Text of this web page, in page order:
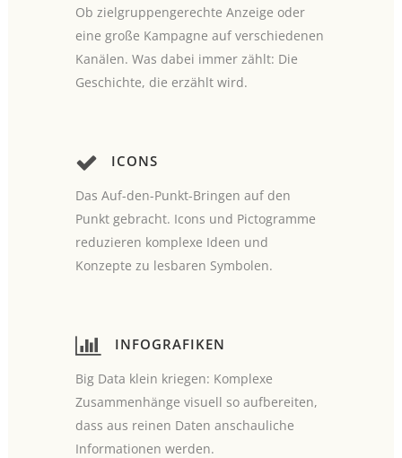
Ob zielgruppengerechte Anzeige oder
eine große Kampagne auf verschiedenen
Kanälen. Was dabei immer zählt: Die
Geschichte, die erzählt wird.
ICONS
Das Auf-den-Punkt-Bringen auf den
Punkt gebracht. Icons und Pictogramme
reduzieren komplexe Ideen und
Konzepte zu lesbaren Symbolen.
INFOGRAFIKEN
Big Data klein kriegen: Komplexe
Zusammenhänge visuell so aufbereiten,
dass aus reinen Daten anschauliche
Informationen werden.